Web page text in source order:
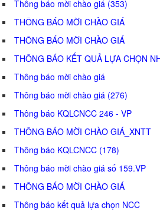
Thông báo mời chào giá (353)
THÔNG BÁO MỜI CHÀO GIÁ
THÔNG BÁO MỜI CHÀO GIÁ
THÔNG BÁO KẾT QUẢ LỰA CHỌN
Thông báo mời chào giá
Thông báo mời chào giá (276)
Thông báo KQLCNCC 246 - VP
THÔNG BÁO MỜI CHÀO GIÁ_XNTT
Thông báo KQLCNCC (178)
Thông báo mời chào giá số 159.VP
THÔNG BÁO MỜI CHÀO GIÁ
Thông báo kết quả lựa chọn NCC